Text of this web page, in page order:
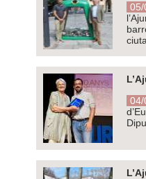
05/
04/